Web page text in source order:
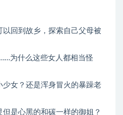
回到故乡，探索自己父母被
为什么这些女人都相当怪
女？还是浑身冒火的暴躁老
是心黑的和碳一样的御姐？